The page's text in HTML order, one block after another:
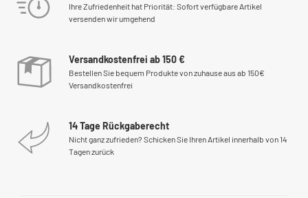
Ihre Zufriedenheit hat Priorität: Sofort verfügbare Artikel
versenden wir umgehend
Versandkostenfrei ab 150 €
Bestellen Sie bequem Produkte von zuhause aus ab 150€
Versandkostenfrei
14 Tage Rückgaberecht
Nicht ganz zufrieden? Schicken Sie Ihren Artikel innerhalb von 14
Tagen zurück